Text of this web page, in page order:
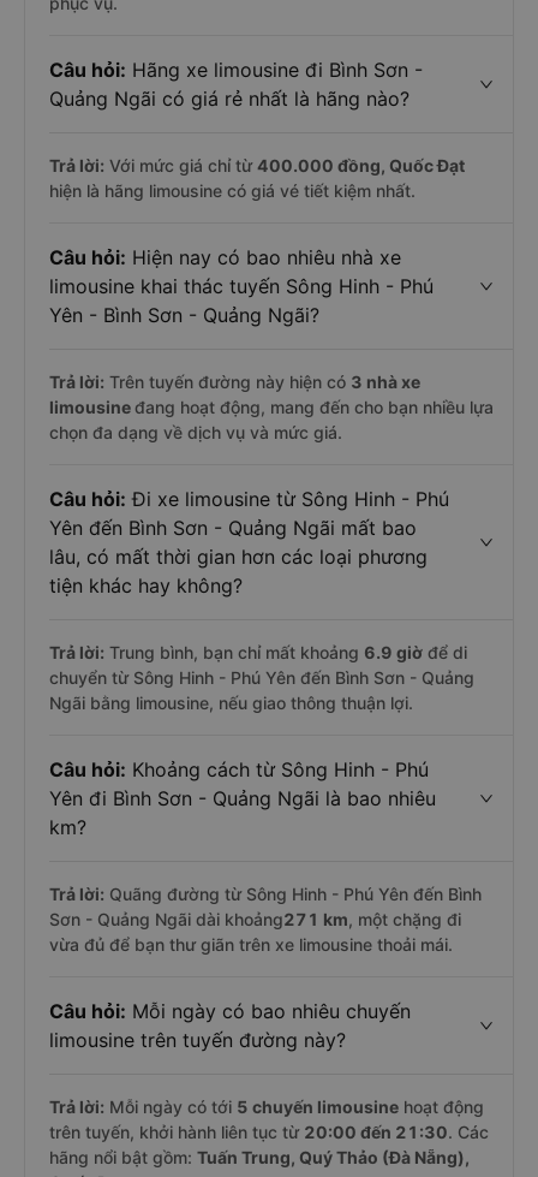
Câu hỏi: Hãng xe limousine đi Bình Sơn -
Quảng Ngãi có giá rẻ nhất là hãng nào?
Trả lời: Với mức giá chỉ từ400.000 đồng, Quốc Đạt
hiện là hãng limousine có giá vé tiết kiệm nhất.
Câu hỏi: Hiện nay có bao nhiêu nhà xe
limousine khai thác tuyến Sông Hinh - Phú
Yên - Bình Sơn - Quảng Ngãi?
Trả lời: Trên tuyến đường này hiện có 3 nhà xe
limousineđang hoạt động, mang đến cho bạn nhiều lựa
chọn đa dạng về dịch vụ và mức giá.
Câu hỏi: Đi xe limousine từ Sông Hinh - Phú
Yên đến Bình Sơn - Quảng Ngãi mất bao
lâu, có mất thời gian hơn các loại phương
tiện khác hay không?
Trả lời: Trung bình, bạn chỉ mất khoảng 6.9 giờ để di
chuyển từ Sông Hinh - Phú Yên đến Bình Sơn - Quảng
Ngãi bằng limousine, nếu giao thông thuận lợi.
Câu hỏi: Khoảng cách từ Sông Hinh - Phú
Yên đi Bình Sơn - Quảng Ngãi là bao nhiêu
km?
Trả lời: Quãng đường từ Sông Hinh - Phú Yên đến Bình
Sơn - Quảng Ngãi dài khoảng271 km, một chặng đi
vừa đủ để bạn thư giãn trên xe limousine thoải mái.
Câu hỏi: Mỗi ngày có bao nhiêu chuyến
limousine trên tuyến đường này?
Trả lời: Mỗi ngày có tới 5 chuyến limousine hoạt động
trên tuyến, khởi hành liên tục từ 20:00 đến 21:30. Các
hãng nổi bật gồm: Tuấn Trung, Quý Thảo (Đà Nẵng),